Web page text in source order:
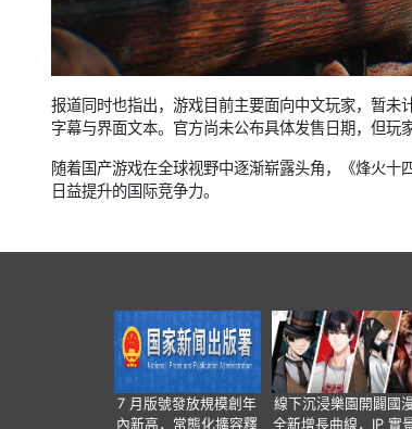
报道同时也指出，游戏目前主要面向中文玩家，暂
字幕与界面文本。官方尚未公布具体发售日期，但玩
随着国产游戏在全球视野中逐渐崭露头角，《烽火
日益提升的国际竞争力。
7 月版號發放規模創年
內新高，常態化擴容釋
線下沉浸樂園開闢國
全新增長曲線，IP 實